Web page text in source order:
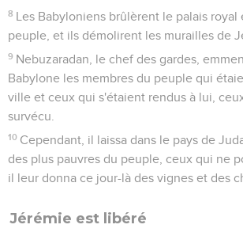
8 Les Babyloniens brûlèrent le palais royal
peuple, et ils démolirent les murailles de
9 Nebuzaradan, le chef des gardes,
Babylone les membres du peuple qui
ville et ceux qui s'étaient rendus à lui,
survécu.
10 Cependant, il laissa dans le pays de
des plus pauvres du peuple, ceux qui ne
il leur donna ce jour-là des vignes et des
Jérémie est libéré